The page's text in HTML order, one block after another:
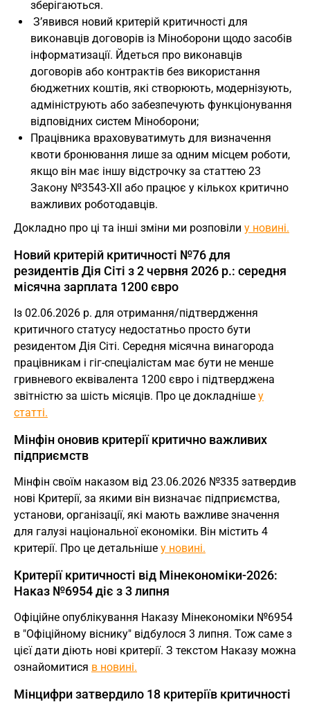
зберігаються.
З’явився новий критерій критичності для
виконавців договорів із Міноборони щодо засобів
інформатизації. Йдеться про виконавців
договорів або контрактів без використання
бюджетних коштів, які створюють, модернізують,
адмініструють або забезпечують функціонування
відповідних систем Міноборони;
Працівника враховуватимуть для визначення
квоти бронювання лише за одним місцем роботи,
якщо він має іншу відстрочку за статтею 23
Закону №3543-XII або працює у кількох критично
важливих роботодавців.
Докладно про ці та інші зміни ми розповіли у новині.
Новий критерій критичності №76 для
резидентів Дія Сіті з 2 червня 2026 р.: середня
місячна зарплата 1200 євро
Із 02.06.2026 р. для отримання/підтвердження
критичного статусу недостатньо просто бути
резидентом Дія Сіті. Середня місячна винагорода
працівникам і гіг-спеціалістам має бути не менше
гривневого еквівалента 1200 євро і підтверджена
звітністю за шість місяців. Про це докладніше у
статті.
Мінфін оновив критерії критично важливих
підприємств
Мінфін своїм наказом від 23.06.2026 №335 затвердив
нові Критерії, за якими він визначає підприємства,
установи, організації, які мають важливе значення
для галузі національної економіки. Він містить 4
критерії. Про це детальніше у новині.
Критерії критичності від Мінекономіки-2026:
Наказ №6954 діє з 3 липня
Офіційне опублікування Наказу Мінекономіки №6954
в "Офіційному віснику" відбулося 3 липня. Тож саме з
цієї дати діють нові критерії. З текстом Наказу можна
ознайомитися в новині.
Мінцифри затвердило 18 критеріїв критичності